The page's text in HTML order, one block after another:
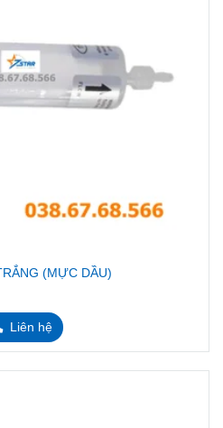
(MỰC DẦU)
Liên hệ